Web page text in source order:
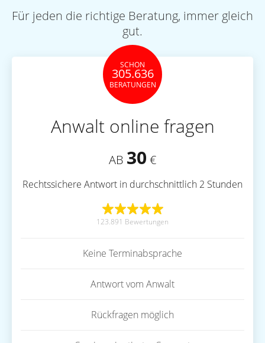
Für jeden die richtige Beratung, immer gleich
gut.
SCHON
305.636
BERATUNGEN
Anwalt online fragen
AB 30 €
Rechtssichere Antwort in durchschnittlich 2 Stunden
123.891 Bewertungen
Keine Terminabsprache
Antwort vom Anwalt
Rückfragen möglich